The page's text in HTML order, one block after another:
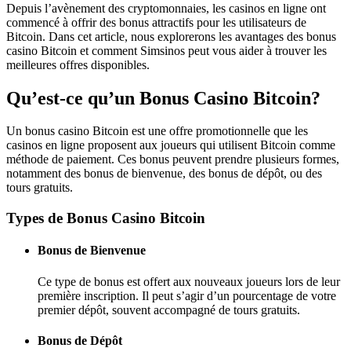
Depuis l’avènement des cryptomonnaies, les casinos en ligne ont
commencé à offrir des bonus attractifs pour les utilisateurs de
Bitcoin. Dans cet article, nous explorerons les avantages des bonus
casino Bitcoin et comment Simsinos peut vous aider à trouver les
meilleures offres disponibles.
Qu’est-ce qu’un Bonus Casino Bitcoin?
Un bonus casino Bitcoin est une offre promotionnelle que les
casinos en ligne proposent aux joueurs qui utilisent Bitcoin comme
méthode de paiement. Ces bonus peuvent prendre plusieurs formes,
notamment des bonus de bienvenue, des bonus de dépôt, ou des
tours gratuits.
Types de Bonus Casino Bitcoin
Bonus de Bienvenue
Ce type de bonus est offert aux nouveaux joueurs lors de leur
première inscription. Il peut s’agir d’un pourcentage de votre
premier dépôt, souvent accompagné de tours gratuits.
Bonus de Dépôt